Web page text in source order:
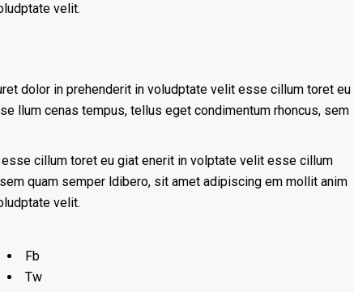
velit.
dolor in prehenderit in voludptate velit esse cillum toret eu
llum cenas tempus, tellus eget condimentum rhoncus, sem
cillum toret eu giat enerit in volptate velit esse cillum
quam semper ldibero, sit amet adipiscing em mollit anim
velit.
Fb
Tw